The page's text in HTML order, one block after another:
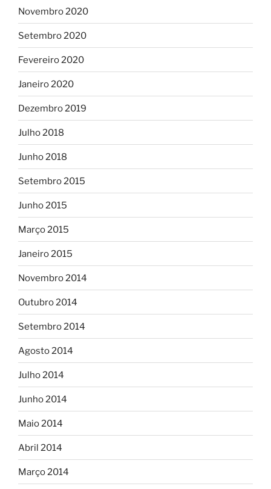
Novembro 2020
Setembro 2020
Fevereiro 2020
Janeiro 2020
Dezembro 2019
Julho 2018
Junho 2018
Setembro 2015
Junho 2015
Março 2015
Janeiro 2015
Novembro 2014
Outubro 2014
Setembro 2014
Agosto 2014
Julho 2014
Junho 2014
Maio 2014
Abril 2014
Março 2014